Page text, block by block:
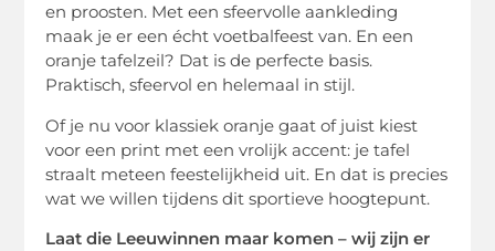
en proosten. Met een sfeervolle aankleding
maak je er een écht voetbalfeest van. En een
oranje tafelzeil? Dat is de perfecte basis.
Praktisch, sfeervol en helemaal in stijl.
Of je nu voor klassiek oranje gaat of juist kiest
voor een print met een vrolijk accent: je tafel
straalt meteen feestelijkheid uit. En dat is precies
wat we willen tijdens dit sportieve hoogtepunt.
Laat die Leeuwinnen maar komen – wij zijn er